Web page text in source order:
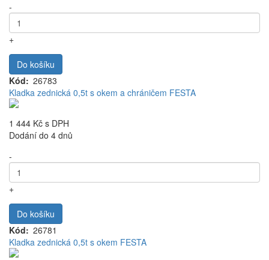
-
+
Do košíku
Kód
26783
Kladka zednická 0,5t s okem a chráničem FESTA
1 444 Kč s DPH
Dodání do 4 dnů
-
+
Do košíku
Kód
26781
Kladka zednická 0,5t s okem FESTA